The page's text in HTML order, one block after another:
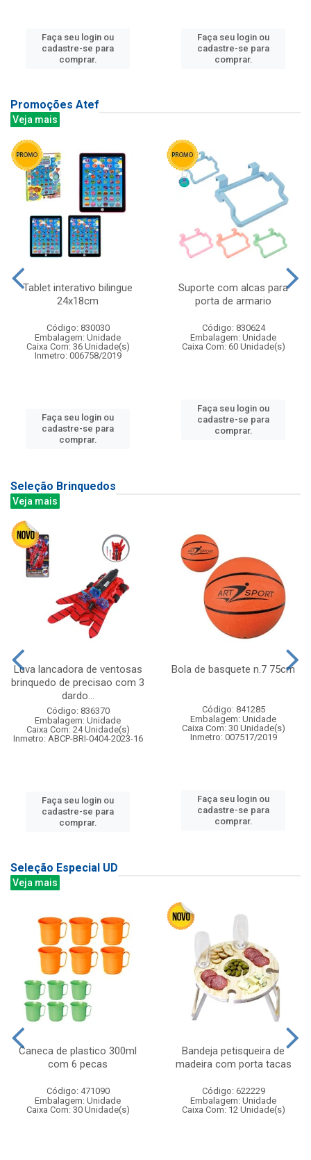
Faça seu login ou
cadastre-se para
comprar.
Faça seu login ou
cadastre-se para
comprar.
Promoções Atef
Veja mais
Tablet interativo bilingue
24x18cm
Código: 830030
Embalagem: Unidade
Caixa Com: 36 Unidade(s)
Inmetro: 006758/2019
Faça seu login ou
cadastre-se para
comprar.
Suporte com alcas para
porta de armario
Código: 830624
Embalagem: Unidade
Caixa Com: 60 Unidade(s)
Faça seu login ou
cadastre-se para
comprar.
Seleção Brinquedos
Veja mais
Luva lancadora de ventosas
brinquedo de precisao com 3
dardo...
Código: 836370
Embalagem: Unidade
Caixa Com: 24 Unidade(s)
Inmetro: ABCP-BRI-0404-2023-16
Faça seu login ou
cadastre-se para
comprar.
Bola de basquete n.7 75cm
Código: 841285
Embalagem: Unidade
Caixa Com: 30 Unidade(s)
Inmetro: 007517/2019
Faça seu login ou
cadastre-se para
comprar.
Seleção Especial UD
Veja mais
Caneca de plastico 300ml
com 6 pecas
Código: 471090
Embalagem: Unidade
Caixa Com: 30 Unidade(s)
Bandeja petisqueira de
madeira com porta tacas
Código: 622229
Embalagem: Unidade
Caixa Com: 12 Unidade(s)